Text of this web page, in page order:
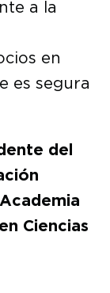
a la
en
es segura
del
Ciencias